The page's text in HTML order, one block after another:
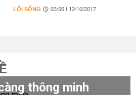
LỐI SỐNG 03:56 | 12/10/2017
thông minh